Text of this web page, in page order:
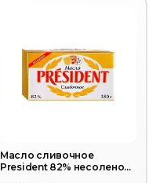
Масло сливочное
President 82% несоленое